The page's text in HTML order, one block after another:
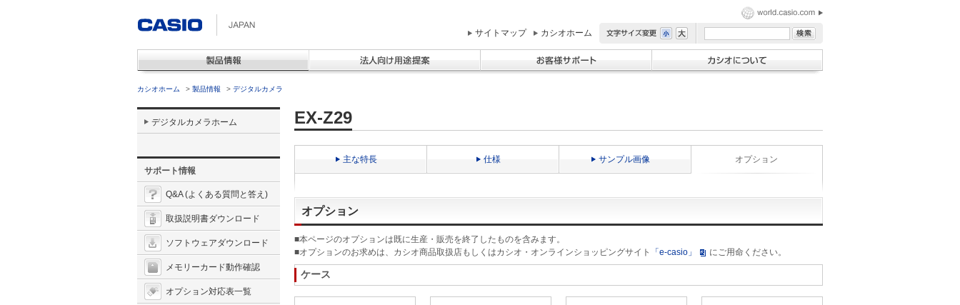
カシオホーム
サイトマップ
カシオホーム >製品情報 >デジタルカメラ
EX-Z29
主な特長 仕様 サンプル画像 オプション
オプション
■本ページのオプションは既に生産・販売を終了したものを含みます。
■オプションのお求めは、カシオ商品取扱店もしくはカシオ・オンラインショッピングサイト
「e-casio」 にご用命ください。
ケース
デジタルカメラホーム
サポート情報
Q&A (よくある質問と答え)
取扱説明書ダウンロード
ソフトウェアダウンロード
メモリーカード動作確認
オプション対応表一覧